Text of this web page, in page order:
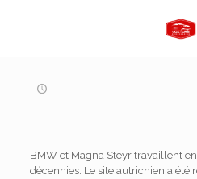
BMW et Magna Steyr travaillent
décennies. Le site autrichien a été